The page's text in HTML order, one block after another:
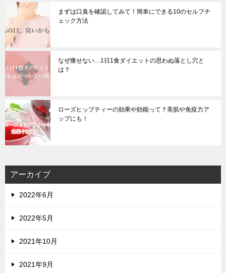
まずは口臭を確認してみて！簡単にできる10のセルフチ
ェック方法
なぜ痩せない…1日1食ダイエットの思わぬ落とし穴と
は？
ローズヒップティーの効果や効能って？美肌や免疫力ア
ップにも！
アーカイブ
2022年6月
2022年5月
2021年10月
2021年9月